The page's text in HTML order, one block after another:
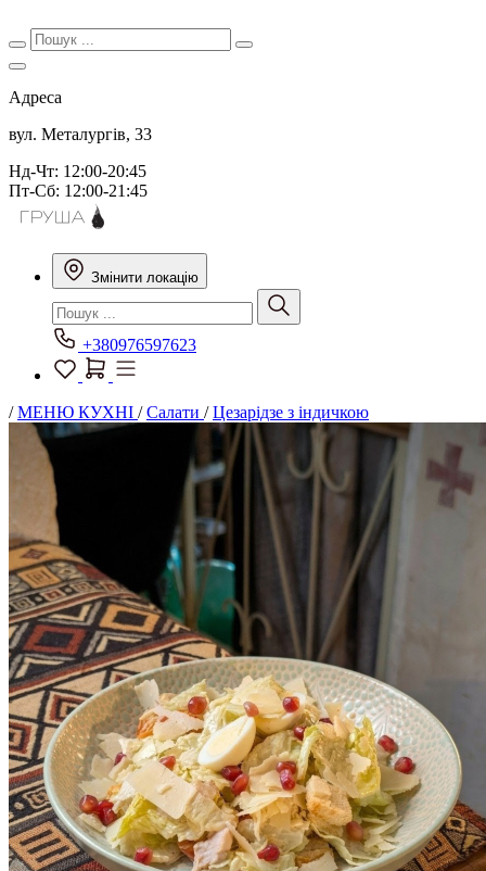
Адреса
вул. Металургів, 33
Нд-Чт: 12:00-20:45
Пт-Сб: 12:00-21:45
Змінити локацію
+380976597623
/МЕНЮ КУХНІ /Салати /Цезарідзе з індичкою